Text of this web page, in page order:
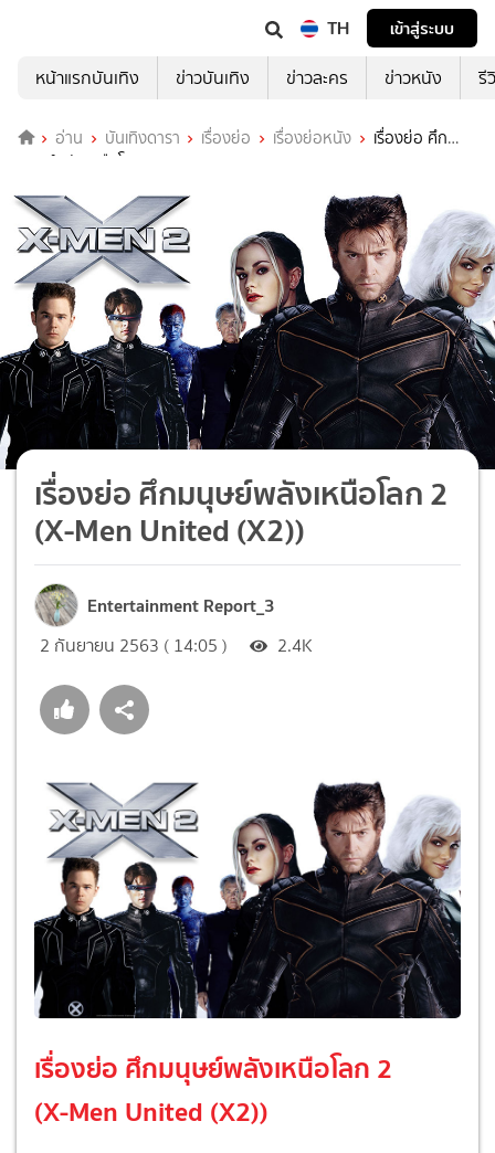
TH
เข้าสู่ระบบ
หน้าแรกบันเทิง
ข่าวบันเทิง ข่าวละคร ข่าวหนัง รี
อ่าน บันเทิงดารา เรื่องย่อ เรื่องย่อหนัง
เรื่องย่อ ศึก
มนุษย์พลังเหนือโลก 2 (X-Men United (X2))
เรื่องย่อ ศึกมนุษย์พลังเหนือโลก 2
(X-Men United (X2))
Entertainment Report_3
2 กันยายน 2563 ( 14:05 ) 2.4K
เรื่องย่อ ศึกมนุษย์พลังเหนือโลก 2
(X-Men United (X2))